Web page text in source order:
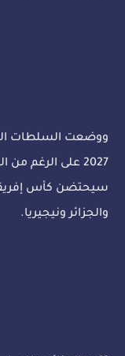
ووضعت السلطات
2027 على الرغم
والجزائر ونيجيريا.